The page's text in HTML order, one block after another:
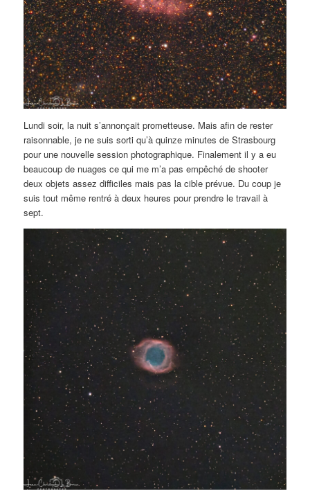
Lundi soir, la nuit s’annonçait prometteuse. Mais afin de rester
raisonnable, je ne suis sorti qu’à quinze minutes de Strasbourg
pour une nouvelle session photographique. Finalement il y a eu
beaucoup de nuages ce qui me m’a pas empêché de shooter
deux objets assez difficiles mais pas la cible prévue. Du coup je
suis tout même rentré à deux heures pour prendre le travail à
sept.